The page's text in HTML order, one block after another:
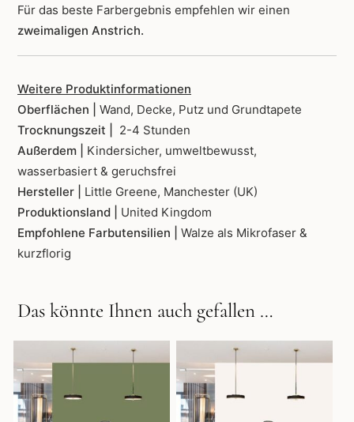
Für das beste Farbergebnis empfehlen wir einen
zweimaligen Anstrich.
Weitere Produktinformationen
Oberflächen | Wand, Decke, Putz und Grundtapete
Trocknungszeit |
2-4 Stunden
Außerdem | Kindersicher, umweltbewusst,
wasserbasiert & geruchsfrei
Hersteller | Little Greene, Manchester (UK)
Produktionsland | United Kingdom
Empfohlene Farbutensilien | Walze als Mikrofaser &
kurzflorig
Das könnte Ihnen auch gefallen …